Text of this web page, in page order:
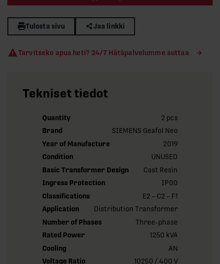
Tulosta sivu Jaa linkki
Tarvitseko apua heti? 24/7 Hätäpalvelumme auttaa
Tekniset tiedot
Quantity
2 pcs
Brand
SIEMENS Geafol Neo
Year of Manufacture
2019
Condition
UNUSED
Basic Transformer Design
Cast Resin
Ingress Protection
IP00
Classifications
E2 – C2 – F1
Application
Distribution Transformer
Number of Phases
Three-phase
Rated Power
1250 kVA
Cooling
AN
Voltage Ratio
10250 / 400 V